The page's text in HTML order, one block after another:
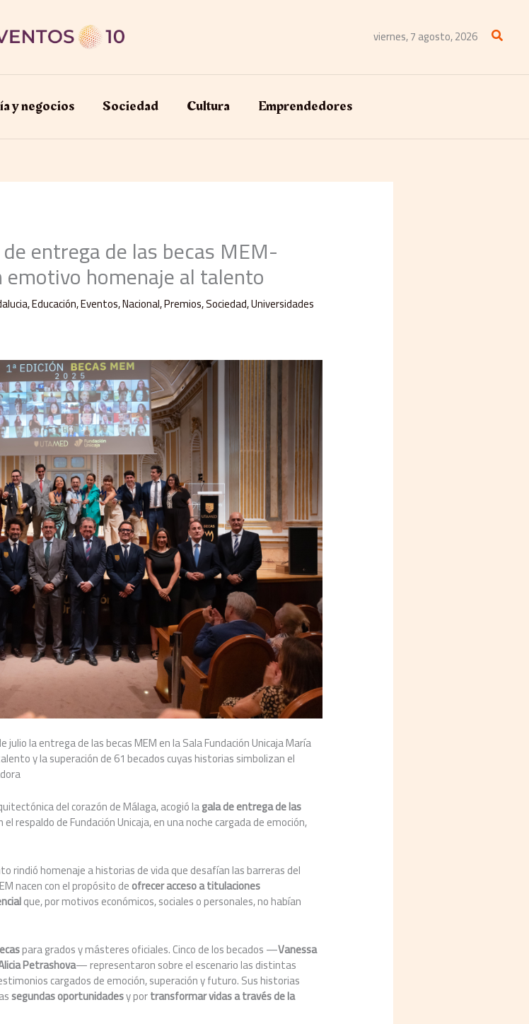
viernes, 7 agosto, 2026 Buscar
y negocios​ Sociedad Cultura Emprendedores
entrega de las becas MEM-
emotivo homenaje al talento
,Educación,Eventos,Nacional,Premios,Sociedad,Universidades
julio la entrega de las becas MEM en la Sala Fundación Unicaja María
y la superación de 61 becados cuyas historias simbolizan el
del corazón de Málaga, acogió lagala de entrega de las
el respaldo de Fundación Unicaja, en una noche cargada de emoción,
rindió homenaje a historias de vida que desafían las barreras del
nacen con el propósito deofrecer acceso a titulaciones
que, por motivos económicos, sociales o personales, no habían
para grados y másteres oficiales. Cinco de los becados —Vanessa
Petrashova— representaron sobre el escenario las distintas
cargados de emoción, superación y futuro. Sus historias
segundas oportunidadesy portransformar vidas a través de la